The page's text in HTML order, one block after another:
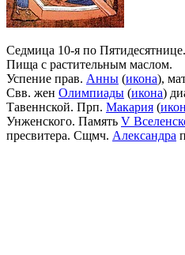
Седмица 10-я по Пятидесятнице.
Пища с растительным маслом.
Успение прав. Анны (икона),
Свв. жен Олимпиады (икона)
Тавеннской. Прп. Макария (
Унженского. Память V
пресвитера. Сщмч. Александра